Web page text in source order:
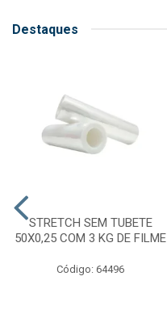
Destaques
STRETCH SEM TUBETE
50X0,25 COM 3 KG DE FILME
Código: 64496